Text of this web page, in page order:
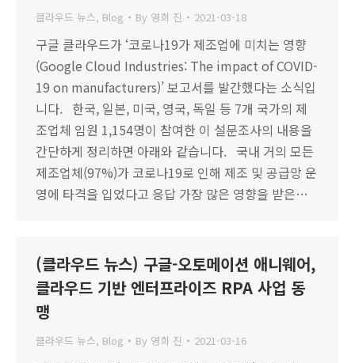
클라우드 뉴스, Blog By 영희 진 2021-03-18
구글 클라우드가 ‘코로나19가 제조업에 미치는 영향
(Google Cloud Industries: The impact of COVID-
19 on manufacturers)’ 보고서를 발간했다는 소식입
니다. 한국, 일본, 미국, 영국, 독일 등 7개 국가의 제
조업체 임원 1,154명이 참여한 이 설문조사의 내용을
간단하게 정리하면 아래와 같습니다. 국내 거의 모든
제조업체(97%)가 코로나19로 인해 제조 및 공급망 운
영에 타격을 입었다고 응답 가장 많은 영향을 받은…
(클라우드 뉴스) 구글-오토메이션 애니웨어,
클라우드 기반 엔터프라이즈 RPA 사업 동
맹
클라우드 뉴스, Blog By 영희 진 2021-03-16